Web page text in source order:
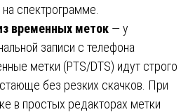
спектрограмме.
временных меток — у
записи с телефона
метки (PTS/DTS) идут строго
без резких скачков. При
в простых редакторах метки